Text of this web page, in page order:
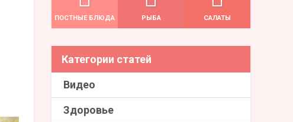
ПОСТНЫЕ БЛЮДА РЫБА САЛАТЫ
Категории статей
Видео
Здоровье